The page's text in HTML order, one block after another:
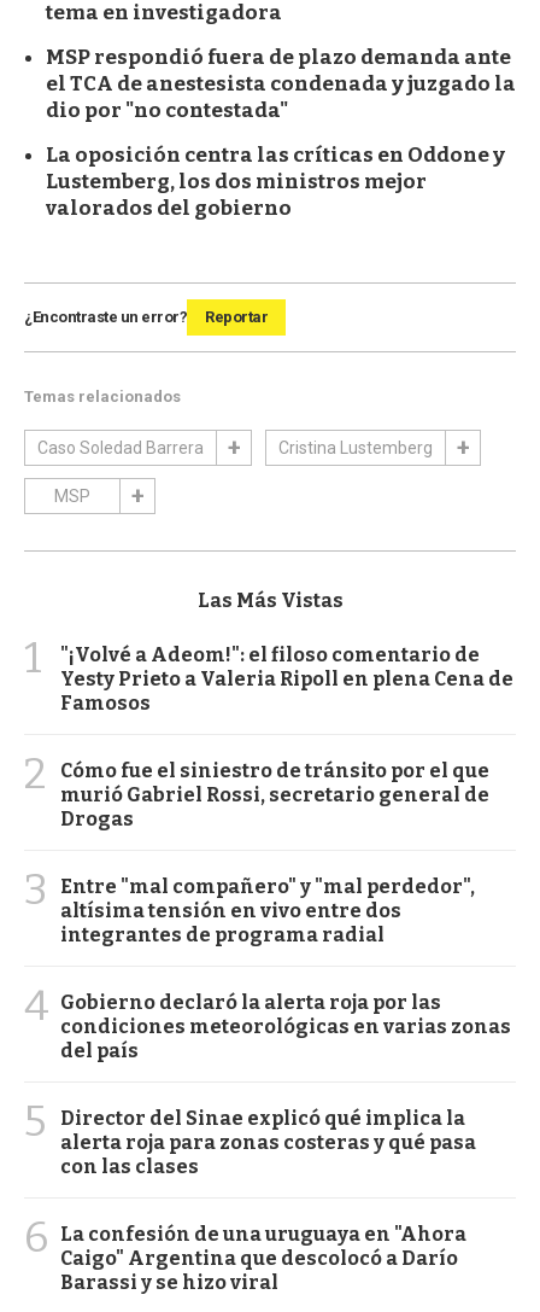
tema en investigadora
MSP respondió fuera de plazo demanda ante
el TCA de anestesista condenada y juzgado la
dio por "no contestada"
La oposición centra las críticas en Oddone y
Lustemberg, los dos ministros mejor
valorados del gobierno
¿Encontraste un error? Reportar
Temas relacionados
Caso Soledad Barrera Cristina Lustemberg
MSP
Las Más Vistas
1
"¡Volvé a Adeom!": el filoso comentario de
Yesty Prieto a Valeria Ripoll en plena Cena de
Famosos
2
Cómo fue el siniestro de tránsito por el que
murió Gabriel Rossi, secretario general de
Drogas
3
Entre "mal compañero" y "mal perdedor",
altísima tensión en vivo entre dos
integrantes de programa radial
4 Gobierno declaró la alerta roja por las
condiciones meteorológicas en varias zonas
del país
5
Director del Sinae explicó qué implica la
alerta roja para zonas costeras y qué pasa
con las clases
6
La confesión de una uruguaya en "Ahora
Caigo" Argentina que descolocó a Darío
Barassi y se hizo viral